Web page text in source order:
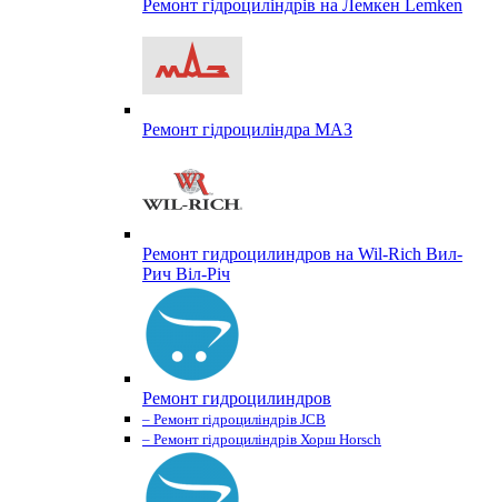
Ремонт гідроциліндрів на Лемкен Lemken
Ремонт гідроциліндра МАЗ
Ремонт гидроцилиндров на Wil-Rich Вил-
Рич Віл-Річ
Ремонт гидроцилиндров
– Ремонт гідроциліндрів JCB
– Ремонт гідроциліндрів Хорш Horsch